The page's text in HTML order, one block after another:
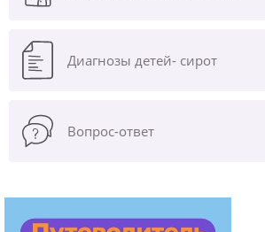
Диагнозы детей- сирот
Вопрос-ответ